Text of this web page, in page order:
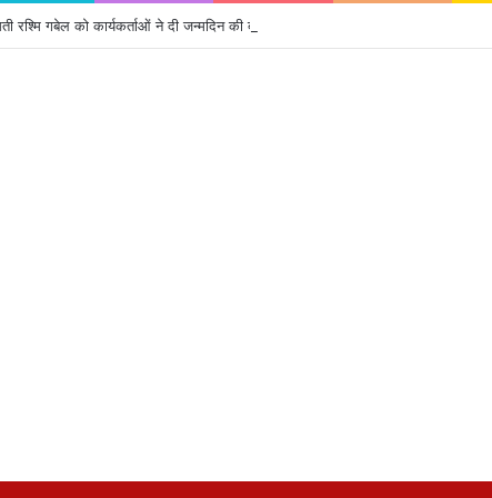
रश्मि गबेल को कार्यकर्ताओं ने दी जन्मदिन की बधाई ….*